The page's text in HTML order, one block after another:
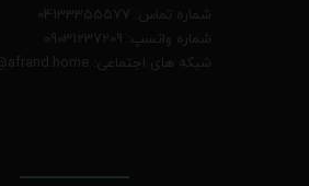
شماره تماس: 04133355577
شماره واتسپ: 09031237209
شبکه های اجتماعی: afrand.home